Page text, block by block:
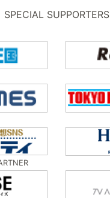
SPECIAL SUPPORTERS